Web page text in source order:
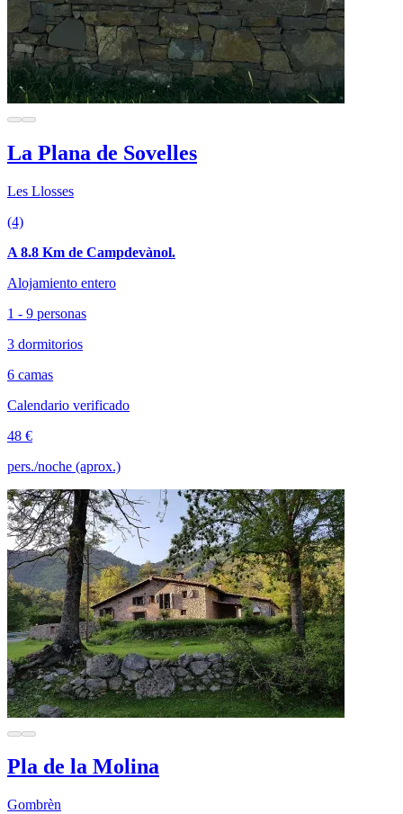
La Plana de Sovelles
Les Llosses
(4)
A 8.8 Km de Campdevànol.
Alojamiento entero
1 - 9 personas
3 dormitorios
6 camas
Calendario verificado
48 €
pers./noche (aprox.)
Pla de la Molina
Gombrèn